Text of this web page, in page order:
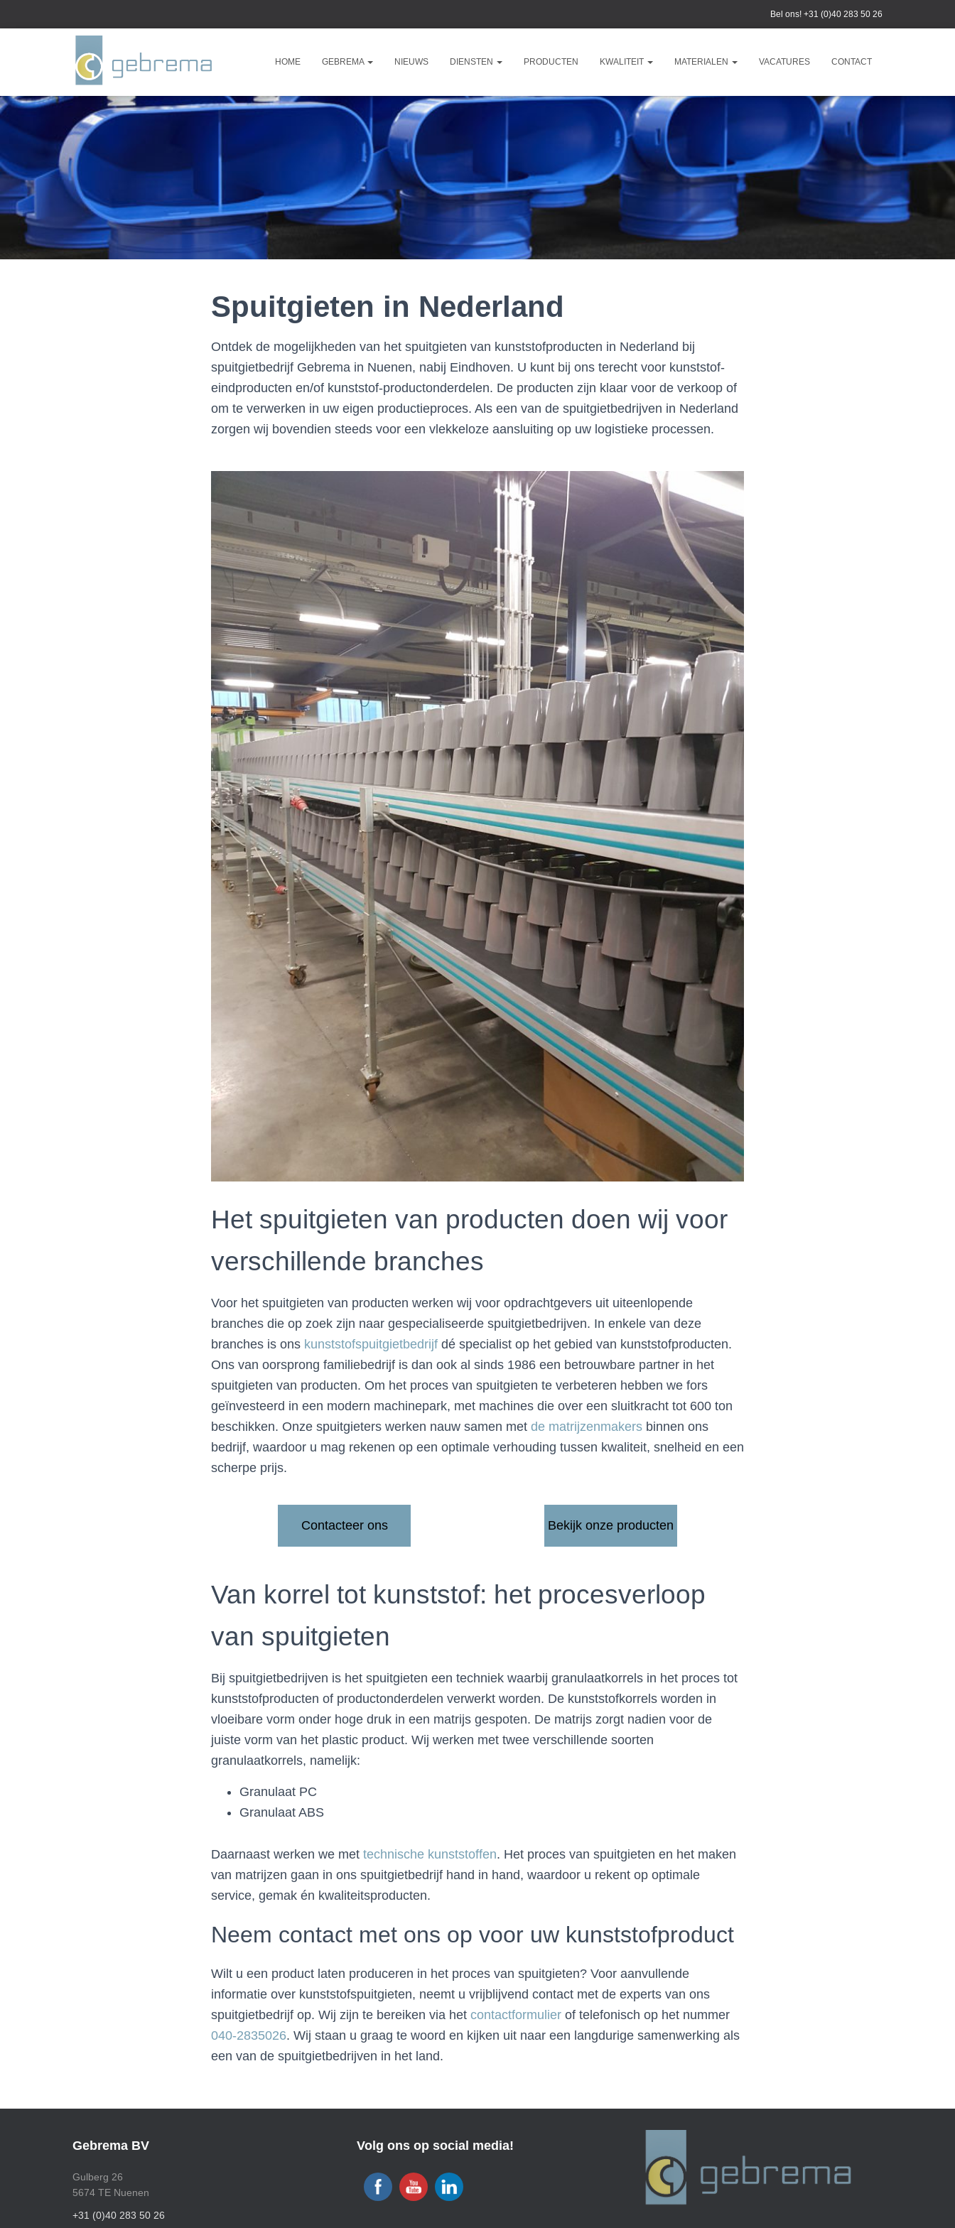
Bel ons! +31 (0)40 283 50 26
HOME GEBREMA NIEUWS DIENSTEN PRODUCTEN KWALITEIT MATERIALEN VACATURES CONTACT
Spuitgieten in Nederland
Ontdek de mogelijkheden van het spuitgieten van kunststofproducten in Nederland bij
spuitgietbedrijf Gebrema in Nuenen, nabij Eindhoven. U kunt bij ons terecht voor kunststof-
eindproducten en/of kunststof-productonderdelen. De producten zijn klaar voor de verkoop of
om te verwerken in uw eigen productieproces. Als een van de spuitgietbedrijven in Nederland
zorgen wij bovendien steeds voor een vlekkeloze aansluiting op uw logistieke processen.
Het spuitgieten van producten doen wij voor
verschillende branches
Voor het spuitgieten van producten werken wij voor opdrachtgevers uit uiteenlopende
branches die op zoek zijn naar gespecialiseerde spuitgietbedrijven. In enkele van deze
branches is ons kunststofspuitgietbedrijf dé specialist op het gebied van kunststofproducten.
Ons van oorsprong familiebedrijf is dan ook al sinds 1986 een betrouwbare partner in het
spuitgieten van producten. Om het proces van spuitgieten te verbeteren hebben we fors
geïnvesteerd in een modern machinepark, met machines die over een sluitkracht tot 600 ton
beschikken. Onze spuitgieters werken nauw samen met de matrijzenmakers binnen ons
bedrijf, waardoor u mag rekenen op een optimale verhouding tussen kwaliteit, snelheid en een
scherpe prijs.
Contacteer ons Bekijk onze producten
Van korrel tot kunststof: het procesverloop
van spuitgieten
Bij spuitgietbedrijven is het spuitgieten een techniek waarbij granulaatkorrels in het proces tot
kunststofproducten of productonderdelen verwerkt worden. De kunststofkorrels worden in
vloeibare vorm onder hoge druk in een matrijs gespoten. De matrijs zorgt nadien voor de
juiste vorm van het plastic product. Wij werken met twee verschillende soorten
granulaatkorrels, namelijk:
Granulaat PC
Granulaat ABS
Daarnaast werken we met technische kunststoffen. Het proces van spuitgieten en het maken
van matrijzen gaan in ons spuitgietbedrijf hand in hand, waardoor u rekent op optimale
service, gemak én kwaliteitsproducten.
Neem contact met ons op voor uw kunststofproduct
Wilt u een product laten produceren in het proces van spuitgieten? Voor aanvullende
informatie over kunststofspuitgieten, neemt u vrijblijvend contact met de experts van ons
spuitgietbedrijf op. Wij zijn te bereiken via het contactformulier of telefonisch op het nummer
040-2835026. Wij staan u graag te woord en kijken uit naar een langdurige samenwerking als
een van de spuitgietbedrijven in het land.
Gebrema BV
Gulberg 26
5674 TE Nuenen
+31 (0)40 283 50 26
Volg ons op social media!